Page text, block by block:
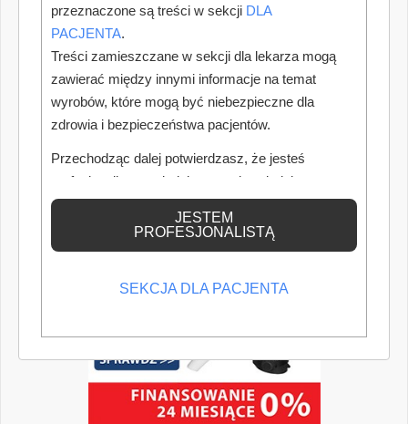
przeznaczone są treści w sekcji DLA
PACJENTA.
Treści zamieszczane w sekcji dla lekarza mogą
zawierać między innymi informacje na temat
wyrobów, które mogą być niebezpieczne dla
zdrowia i bezpieczeństwa pacjentów.
Przechodząc dalej potwierdzasz, że jesteś
profesjonalistą posiadającym odpowiednią
wiedzę medyczną.
JESTEM
PROFESJONALISTĄ
SEKCJA DLA PACJENTA